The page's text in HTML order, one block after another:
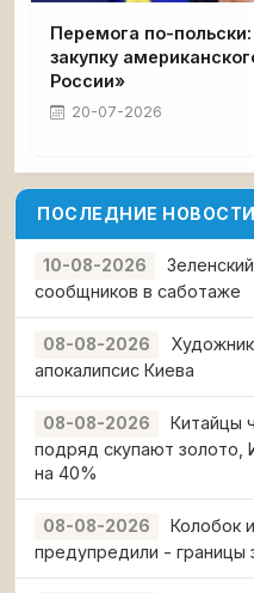
Перемога по-
закупку
России»
20-07-2026
ПОСЛЕДНИЕ НОВОСТИ
10-08-2026
сообщников в саботаже
08-08-2026
апокалипсис Киева
08-08-2026
Китайцы
подряд скупают золото,
на 40%
08-08-2026
Колобок
предупредили - границы